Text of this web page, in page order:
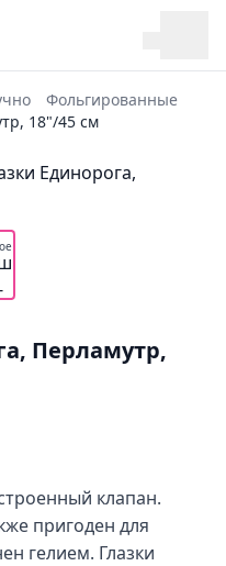
Фольгированные
18"/45 см
Перламутр,
клапан.
пригоден для
гелием. Глазки